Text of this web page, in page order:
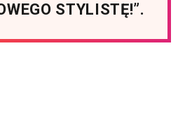
STYLISTĘ!”.